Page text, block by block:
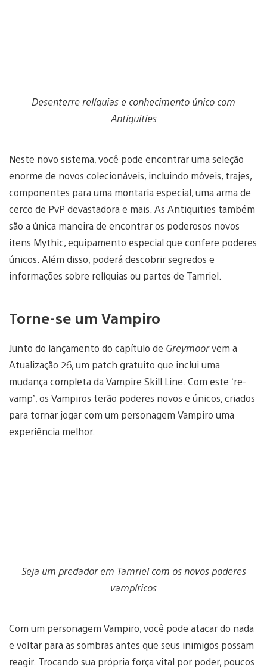
Desenterre relíquias e conhecimento único com
Antiquities
Neste novo sistema, você pode encontrar uma seleção
enorme de novos colecionáveis, incluindo móveis, trajes,
componentes para uma montaria especial, uma arma de
cerco de PvP devastadora e mais. As Antiquities também
são a única maneira de encontrar os poderosos novos
itens Mythic, equipamento especial que confere poderes
únicos. Além disso, poderá descobrir segredos e
informações sobre relíquias ou partes de Tamriel.
Torne-se um Vampiro
Junto do lançamento do capítulo de Greymoorvem a
Atualização 26, um patch gratuito que inclui uma
mudança completa da Vampire Skill Line. Com este ‘re-
vamp’, os Vampiros terão poderes novos e únicos, criados
para tornar jogar com um personagem Vampiro uma
experiência melhor.
Seja um predador em Tamriel com os novos poderes
vampíricos
Com um personagem Vampiro, você pode atacar do nada
e voltar para as sombras antes que seus inimigos possam
reagir. Trocando sua própria força vital por poder, poucos